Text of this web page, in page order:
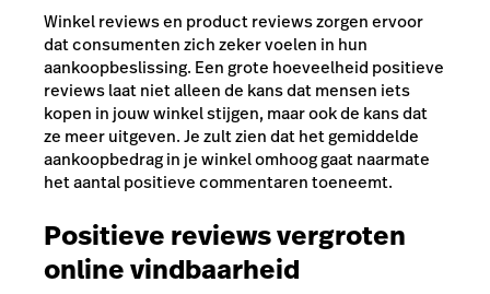
Winkel reviews en product reviews zorgen ervoor
dat consumenten zich zeker voelen in hun
aankoopbeslissing. Een grote hoeveelheid positieve
reviews laat niet alleen de kans dat mensen iets
kopen in jouw winkel stijgen, maar ook de kans dat
ze meer uitgeven. Je zult zien dat het gemiddelde
aankoopbedrag in je winkel omhoog gaat naarmate
het aantal positieve commentaren toeneemt.
Positieve reviews vergroten
online vindbaarheid